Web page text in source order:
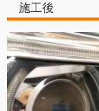
施工後